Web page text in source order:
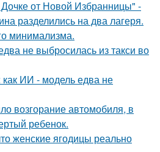
от Новой Избранницы" -
разделились на два лагеря.
минимализма.
не выбросилась из такси во
ИИ - модель едва не
возгорание автомобиля, в
ребенок.
женские ягодицы реально